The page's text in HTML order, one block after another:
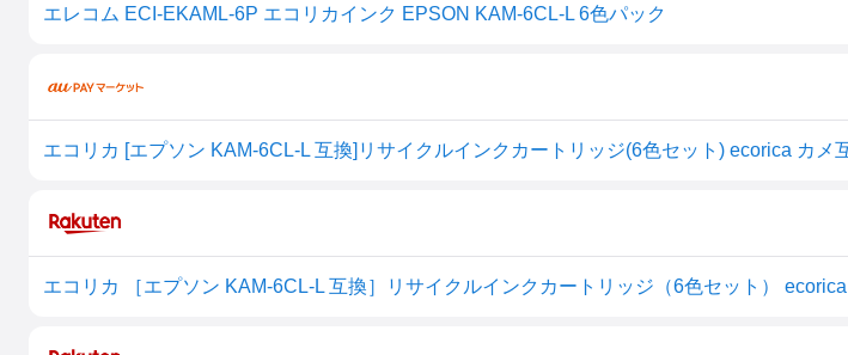
エレコム ECI-EKAML-6P エコリカインク EPSON KAM-6CL-L 6色パック